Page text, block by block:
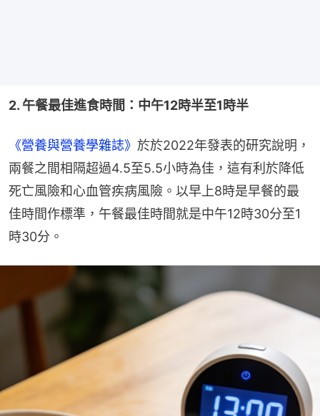
2. 午餐最佳進食時間：中午12時半至1時半
《營養與營養學雜誌》 於於2022年發表的研究說明，
兩餐之間相隔超過4.5至5.5小時為佳，這有利於降低
死亡風險和心血管疾病風險。以早上8時是早餐的最
佳時間作標準，午餐最佳時間就是中午12時30分至1
時30分。